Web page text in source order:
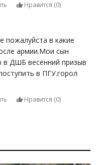
Нравится (0)
пожалуйста в какие
армии.Мои сын
в ДШБ весенний призыв
в ПГУ.горол
Нравится (0)